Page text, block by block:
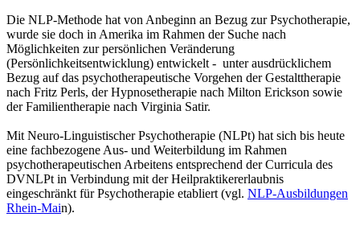
Die NLP-Methode hat von Anbeginn an Bezug zur Psychotherapie,
wurde sie doch in Amerika im Rahmen der Suche nach
Möglichkeiten zur persönlichen Veränderung
(Persönlichkeitsentwicklung) entwickelt - unter ausdrücklichem
Bezug auf das psychotherapeutische Vorgehen der Gestalttherapie
nach Fritz Perls, der Hypnosetherapie nach Milton Erickson sowie
der Familientherapie nach Virginia Satir.
Mit Neuro-Linguistischer Psychotherapie (NLPt) hat sich bis heute
eine fachbezogene Aus- und Weiterbildung im Rahmen
psychotherapeutischen Arbeitens entsprechend der Curricula des
DVNLPt in Verbindung mit der Heilpraktikererlaubnis
eingeschränkt für Psychotherapie etabliert (vgl. NLP-Ausbildungen
Rhein-Main).